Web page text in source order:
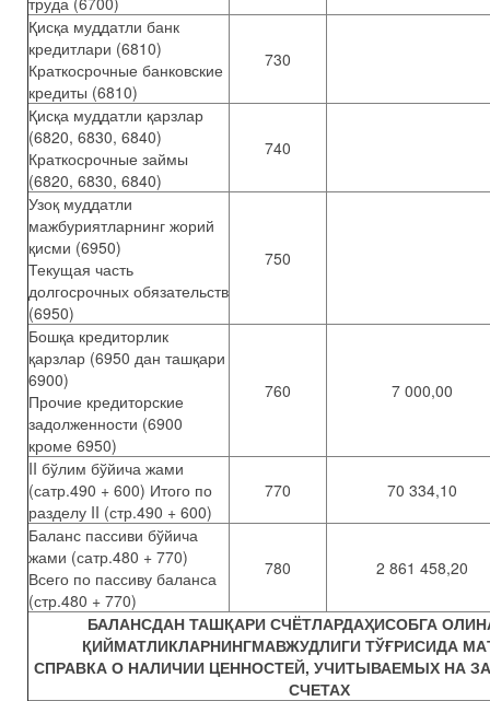
Қисқа муддатли банк
кредитлари (6810)
Краткосрочные банковские
кредиты (6810)
730
Қисқа муддатли қарзлар
(6820, 6830, 6840)
Краткосрочные займы
(6820, 6830, 6840)
740
Узоқ муддатли
мажбуриятларнинг жорий
қисми (6950)
Текущая часть
долгосрочных обязательств
(6950)
750
Бошқа кредиторлик
қарзлар (6950 дан ташқари
6900)
Прочие кредиторские
задолженности (6900
кроме 6950)
760 7 000,00
II бўлим бўйича жами
(сатр.490 + 600) Итого по
разделу II (стр.490 + 600)
770 70 334,10
Баланс пассиви бўйича
жами (сатр.480 + 770)
Всего по пассиву баланса
(стр.480 + 770)
780 2 861 458,20
БАЛАНСДАН ТАШҚАРИ СЧЁТЛАРДАҲИСОБГА
ҚИЙМАТЛИКЛАРНИНГМАВЖУДЛИГИ ТЎҒРИСИДА
СПРАВКА О НАЛИЧИИ ЦЕННОСТЕЙ, УЧИТЫВАЕМЫХ НА
СЧЕТАХ